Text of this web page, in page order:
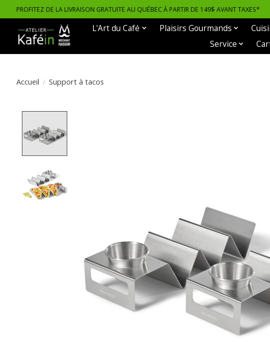
PROFITEZ DE LA LIVRAISON GRATUITE AU QUÉBEC À PARTIR DE 149$ AVANT TAXES*
L'Art du Café Plaisirs Gourmands
Service
Accueil / Support à tacos